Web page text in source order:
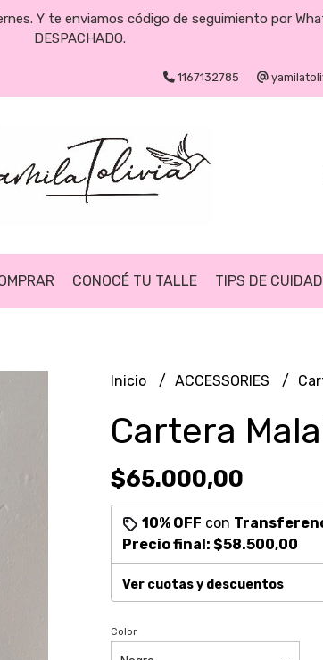
Y te enviamos código de seguimiento por
DESPACHADO.
1167132785
CONOCÉ TU TALLE TIPS DE
Inicio ACCESSORIES
Cartera
$65.000,00
10% OFF con
Precio final: $58.500,00
Ver cuotas y descuentos
Color